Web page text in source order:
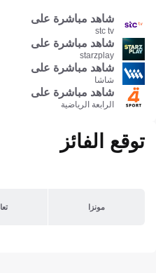
شاهد مباشرة على
stc tv
شاهد مباشرة على
starzplay
شاهد مباشرة على
شاشا
شاهد مباشرة على
الرابعة الرياضية
توقع الفائز
مونزا